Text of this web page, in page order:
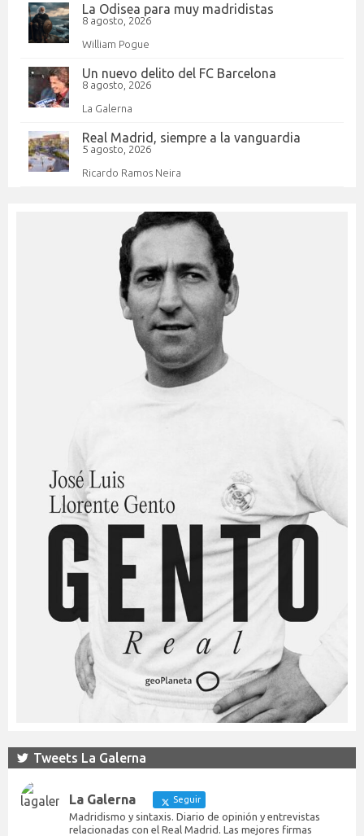
La Odisea para muy madridistas
8 agosto, 2026
William Pogue
Un nuevo delito del FC Barcelona
8 agosto, 2026
La Galerna
Real Madrid, siempre a la vanguardia
5 agosto, 2026
Ricardo Ramos Neira
Tweets La Galerna
La Galerna Seguir
Madridismo y sintaxis. Diario de opinión y entrevistas
relacionadas con el Real Madrid. Las mejores firmas